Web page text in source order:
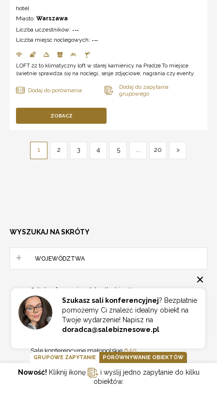
hotel
Miasto: Warszawa
Liczba uczestników: ---
Liczba miejsc noclegowych: ---
LOFT 22 to klimatyczny loft w starej kamienicy na Pradze.To miejsce
świetnie sprawdza się na noclegi, sesje zdjęciowe, nagrania czy eventy.
ZOBACZ
1 2 3 4 5 ... 20 >
WYSZUKAJ NA SKRÓTY
WOJEWÓDZTWA
Sale konferencyjne dolnośląskie
387
Sale konferencyjne kujawsko-pomorskie156
Sale konferencyjne lubelskie 124
Sale konferencyjne lubuskie 75
Sale konferencyjne małopolskie640
Sale konferencyjne mazowieckie1002
Sale konferencyjne opolskie96
Szukasz sali konferencyjnej? Bezpłatnie
pomożemy Ci znaleźć idealny obiekt na
Twoje wydarzenie! Napisz na
doradca@salebiznesowe.pl
GRUPOWE ZAPYTANIE PORÓWNYWANIE OBIEKTÓW
Nowość! Kliknij ikonę
i wyślij jedno zapytanie do kilku
obiektów.